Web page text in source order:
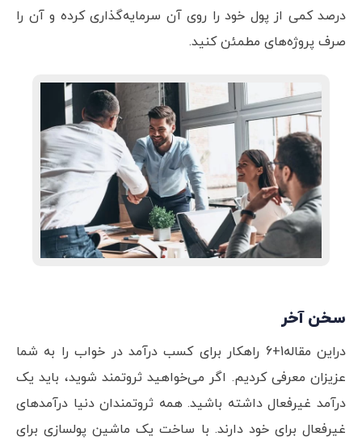
درصد کمی از پول خود را روی آن سرمایه‌گذاری کرده و آن را
صرف پروژه‌های مطمئن کنید.
سخن آخر
دراین مقاله1+6 راهکار برای کسب درآمد در خواب را به شما
عزیزان معرفی کردیم. اگر می‌خواهید ثروتمند شوید، باید یک
درآمد غیرفعال داشته باشید. همه ثروتمندان دنیا درآمدهای
غیرفعال برای خود دارند. با ساخت یک ماشین پولسازی برای